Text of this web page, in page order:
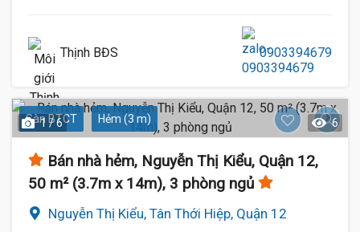
Thịnh BĐS 0903394679
Sàn BTCT Hẻm (3 m)
1 / 6 6
Bán nhà hẻm, Nguyễn Thị Kiểu, Quận 12,
50 m² (3.7m x 14m), 3 phòng ngủ
Nguyễn Thị Kiểu, Tân Thới Hiệp, Quận 12